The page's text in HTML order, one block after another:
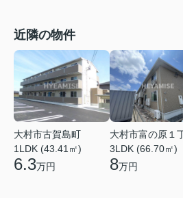
近隣の物件
大村市古賀島町
1LDK (43.41㎡)
6.3万円
大村市富の原１
3LDK (66.70㎡)
8万円